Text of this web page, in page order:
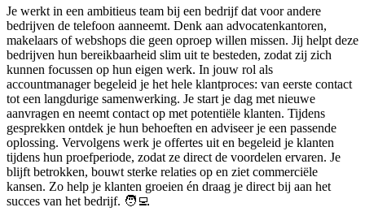
Je werkt in een ambitieus team bij een bedrijf dat voor andere
bedrijven de telefoon aanneemt. Denk aan advocatenkantoren,
makelaars of webshops die geen oproep willen missen. Jij helpt deze
bedrijven hun bereikbaarheid slim uit te besteden, zodat zij zich
kunnen focussen op hun eigen werk. In jouw rol als
accountmanager begeleid je het hele klantproces: van eerste contact
tot een langdurige samenwerking. Je start je dag met nieuwe
aanvragen en neemt contact op met potentiële klanten. Tijdens
gesprekken ontdek je hun behoeften en adviseer je een passende
oplossing. Vervolgens werk je offertes uit en begeleid je klanten
tijdens hun proefperiode, zodat ze direct de voordelen ervaren. Je
blijft betrokken, bouwt sterke relaties op en ziet commerciële
kansen. Zo help je klanten groeien én draag je direct bij aan het
succes van het bedrijf. 🧑‍💻